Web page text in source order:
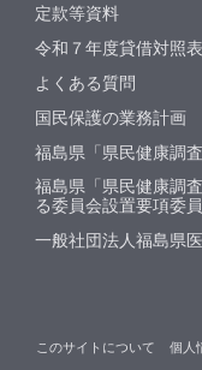
定款等資料
令和７年度貸借対照表
よくある質問
国民保護の業務計画
福島県「県民健康調
福島県「県民健康調
る委員会設置要項委
一般社団法人福島県
このサイトについて 個人